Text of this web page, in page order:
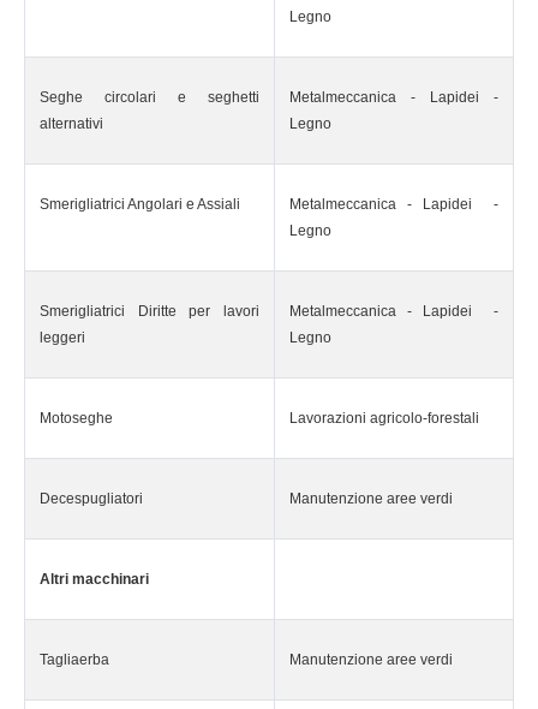
Legno
Seghe circolari e seghetti
alternativi
Metalmeccanica - Lapidei -
Legno
Smerigliatrici Angolari e Assiali
Metalmeccanica - Lapidei -
Legno
Smerigliatrici Diritte per lavori
leggeri
Metalmeccanica - Lapidei -
Legno
Motoseghe Lavorazioni agricolo-forestali
Decespugliatori Manutenzione aree verdi
Altri macchinari
Tagliaerba Manutenzione aree verdi